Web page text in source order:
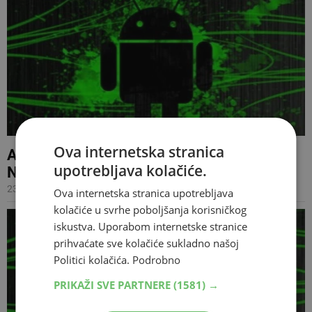
Android 7.0 Nougat službeno dostupan za
Nexus uređaje
23.08.2016 17:27
Ova internetska stranica
upotrebljava kolačiće.
Ova internetska stranica upotrebljava
kolačiće u svrhe poboljšanja korisničkog
iskustva. Uporabom internetske stranice
prihvaćate sve kolačiće sukladno našoj
Politici kolačića. Podrobno
PRIKAŽI SVE PARTNERE (1581) →